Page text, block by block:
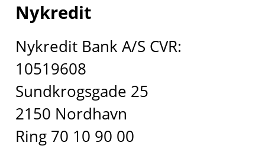
Nykredit
Nykredit Bank A/S CVR:
10519608
Sundkrogsgade 25
2150 Nordhavn
Ring 70 10 90 00